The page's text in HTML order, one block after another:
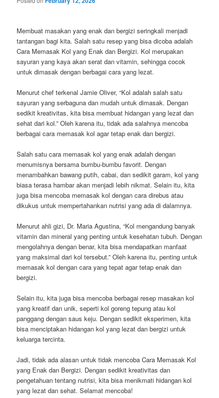
Membuat masakan yang enak dan bergizi seringkali menjadi
tantangan bagi kita. Salah satu resep yang bisa dicoba adalah
Cara Memasak Kol yang Enak dan Bergizi. Kol merupakan
sayuran yang kaya akan serat dan vitamin, sehingga cocok
untuk dimasak dengan berbagai cara yang lezat.
Menurut chef terkenal Jamie Oliver, “Kol adalah salah satu
sayuran yang serbaguna dan mudah untuk dimasak. Dengan
sedikit kreativitas, kita bisa membuat hidangan yang lezat dan
sehat dari kol.” Oleh karena itu, tidak ada salahnya mencoba
berbagai cara memasak kol agar tetap enak dan bergizi.
Salah satu cara memasak kol yang enak adalah dengan
menumisnya bersama bumbu-bumbu favorit. Dengan
menambahkan bawang putih, cabai, dan sedikit garam, kol yang
biasa terasa hambar akan menjadi lebih nikmat. Selain itu, kita
juga bisa mencoba memasak kol dengan cara direbus atau
dikukus untuk mempertahankan nutrisi yang ada di dalamnya.
Menurut ahli gizi, Dr. Maria Agustina, “Kol mengandung banyak
vitamin dan mineral yang penting untuk kesehatan tubuh. Dengan
mengolahnya dengan benar, kita bisa mendapatkan manfaat
yang maksimal dari kol tersebut.” Oleh karena itu, penting untuk
memasak kol dengan cara yang tepat agar tetap enak dan
bergizi.
Selain itu, kita juga bisa mencoba berbagai resep masakan kol
yang kreatif dan unik, seperti kol goreng tepung atau kol
panggang dengan saus keju. Dengan sedikit eksperimen, kita
bisa menciptakan hidangan kol yang lezat dan bergizi untuk
keluarga tercinta.
Jadi, tidak ada alasan untuk tidak mencoba Cara Memasak Kol
yang Enak dan Bergizi. Dengan sedikit kreativitas dan
pengetahuan tentang nutrisi, kita bisa menikmati hidangan kol
yang lezat dan sehat. Selamat mencoba!